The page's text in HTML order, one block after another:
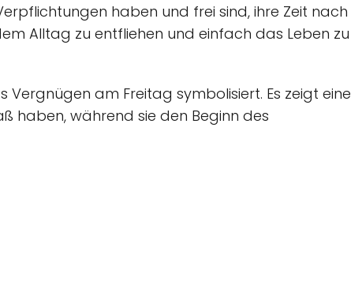
haben und frei sind, ihre Zeit nach
Alltag zu entfliehen und einfach das Leben zu
Vergnügen am Freitag symbolisiert. Es zeigt eine
haben, während sie den Beginn des